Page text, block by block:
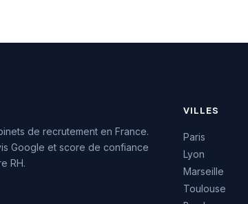
de recrutement en France.
Google et score de confiance
RH.
VILLES
Paris
Lyon
Marseille
Toulouse